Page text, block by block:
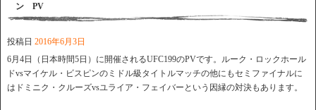
ン PV
投稿日 2016年6月3日
6月4日（日本時間5日）に開催されるUFC199のPVです。ルーク・ロックホール
ドvsマイケル・ビスピンのミドル級タイトルマッチの他にもセミファイナルに
はドミニク・クルーズvsユライア・フェイバーという因縁の対決もあります。